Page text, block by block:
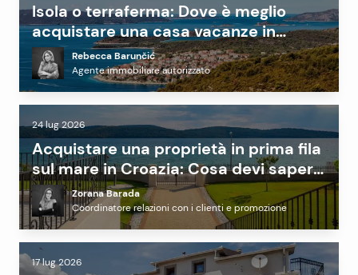
Isola o terraferma: Dove è meglio
acquistare una casa vacanze in
Dalmazia?Rebecca Barunčić
Agente immobiliare autorizzato
24 lug 2026
Acquistare una proprietà in prima fila
sul mare in Croazia: Cosa devi sapere
prima di investire
Zorana Barada
Coordinatore relazioni con i clienti e promozione
17 lug 2026